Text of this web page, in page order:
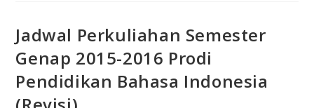
Jadwal Perkuliahan Semester
Genap 2015-2016 Prodi
Pendidikan Bahasa Indonesia